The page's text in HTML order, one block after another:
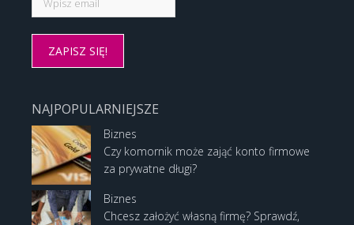
NAJPOPULARNIEJSZE
Biznes
Czy komornik może zająć konto firmowe
za prywatne długi?
Biznes
Chcesz założyć własną firmę? Sprawdź,